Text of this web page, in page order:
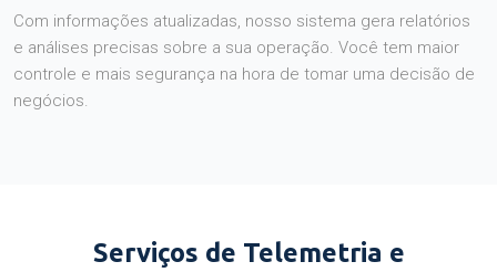
Com informações atualizadas, nosso sistema gera relatórios
e análises precisas sobre a sua operação. Você tem maior
controle e mais segurança na hora de tomar uma decisão de
negócios.
Serviços de Telemetria e